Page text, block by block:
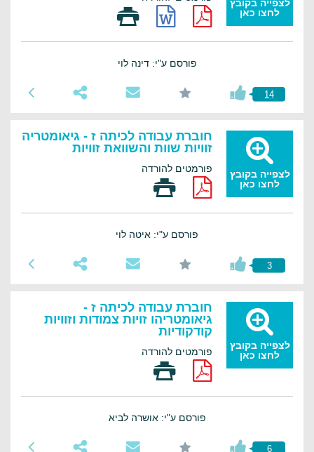
לצפייה בקובץ
לחצו כאן
פורסם ע"י: דינה לוי
14
לצפייה בקובץ
לחצו כאן
חוברת עבודה לכיתה ז - גיאומטריה
זוויות שוות והשוואת זוויות
פורמטים להורדה
פורסם ע"י: איטה לוי
3
לצפייה בקובץ
לחצו כאן
חוברת עבודה לכיתה ז -
גיאומטריהו זויות צמודות וזוויות
קודקודיות
פורמטים להורדה
פורסם ע"י: אושרה לביא
6